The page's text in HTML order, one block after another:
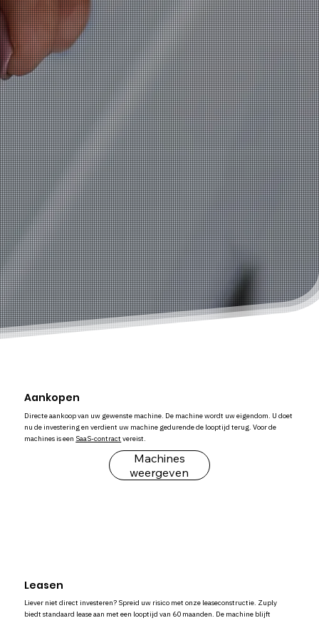
Aankopen
Directe aankoop van uw gewenste machine. De machine wordt uw eigendom. U doet
nu de investering en verdient uw machine gedurende de looptijd terug. Voor de
machines is een SaaS-contract vereist.
Machines
weergeven
Leasen
Liever niet direct investeren? Spreid uw risico met onze leaseconstructie. Zuply
biedt standaard lease aan met een looptijd van 60 maanden. De machine blijft